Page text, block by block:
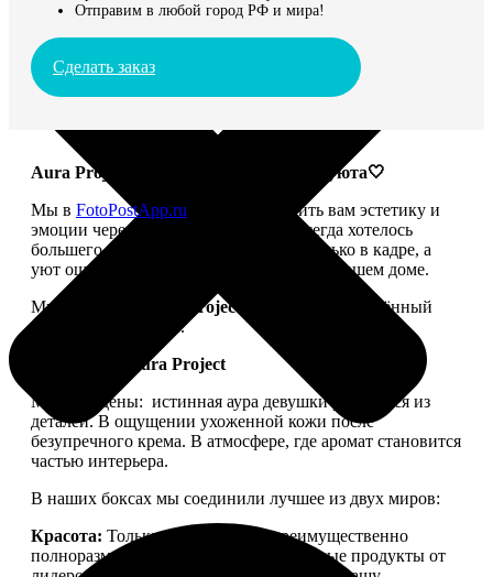
Отправим в любой город РФ и мира!
Сделать заказ
Aura Project: твой ритуал красоты и уюта🤍
Мы в FotoPostApp.ru привыкли дарить вам эстетику и
эмоции через фотографии. Но нам всегда хотелось
большего — чтобы красота жила не только в кадре, а
уют ощущался не только в ленте, но и в вашем доме.
Мы запускаем
Aura Project
— проект, посвящённый
осознанной красоте.
Философия Aura Project
Мы убеждены: истинная аура девушки рождается из
деталей. В ощущении ухоженной кожи после
безупречного крема. В атмосфере, где аромат становится
частью интерьера.
В наших боксах мы соединили лучшее из двух миров:
Красота: Только качественная, преимущественно
полноразмерная косметика. Проверенные продукты от